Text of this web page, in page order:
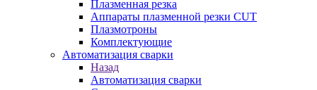
Плазменная резка
Аппараты плазменной резки CUT
Плазмотроны
Комплектующие
Автоматизация сварки
Назад
Автоматизация сварки